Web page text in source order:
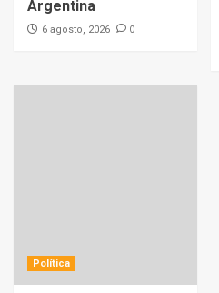
Argentina
6 agosto, 2026 0
Política